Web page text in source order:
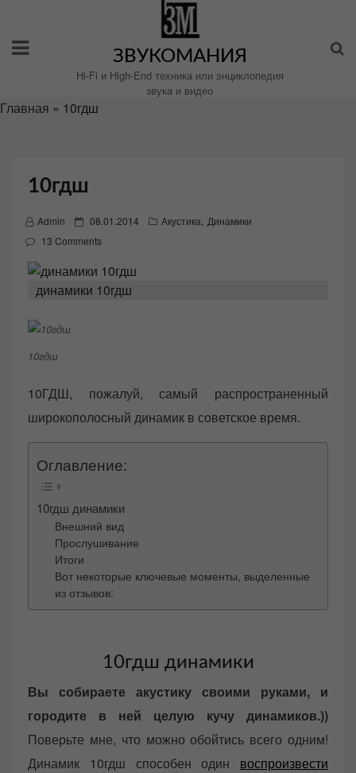
содержимому
ЗВУКОМАНИЯ
Hi-Fi и High-End техника или энциклопедия
звука и видео
Главная » 10гдш
10гдш
Admin
P
o
t
e
08.01.2014 Акустика Динамики
13 Comments
динамики 10гдш
10гдш
10ГДШ, пожалуй, самый распространенный
широкополосный динамик в советское время.
Оглавление:
10гдш динамики
Внешний вид
Прослушивание
Итоги
Вот некоторые ключевые моменты, выделенные
из отзывов:
10гдш динамики
Вы собираете акустику своими руками, и
городите в ней целую кучу динамиков.))
Поверьте мне, что можно обойтись всего одним!
Динамик 10гдш способен один воспроизвести